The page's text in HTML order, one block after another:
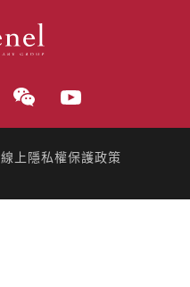
線上隱私權保護政策